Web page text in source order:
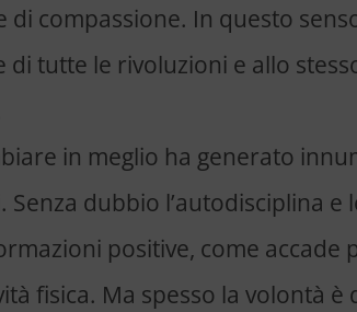
compassione. In questo
tutte le rivoluzioni e allo
in meglio ha generato
dubbio l’autodisciplina e
positive, come accade
fisica. Ma spesso la volontà è